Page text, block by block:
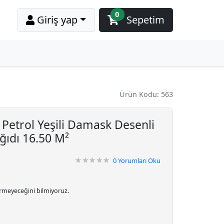
Giriş yap Sepetim
0
Ürün Kodu: 563
Yeşili Damask Desenli
16.50 M²
0Yorumları Oku
bilmiyoruz.